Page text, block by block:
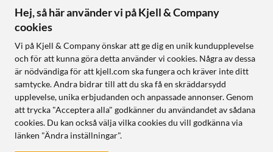
Följ oss
Handla från:
Sverige
Norge
Hej, så här använder vi på Kjell & Company
cookies
Vi på Kjell & Company önskar att ge dig en unik kundupplevelse
och för att kunna göra detta använder vi cookies. Några av dessa
är nödvändiga för att kjell.com ska fungera och kräver inte ditt
samtycke. Andra bidrar till att du ska få en skräddarsydd
upplevelse, unika erbjudanden och anpassade annonser. Genom
att trycka "Acceptera alla" godkänner du användandet av sådana
cookies. Du kan också välja vilka cookies du vill godkänna via
länken "Ändra inställningar".